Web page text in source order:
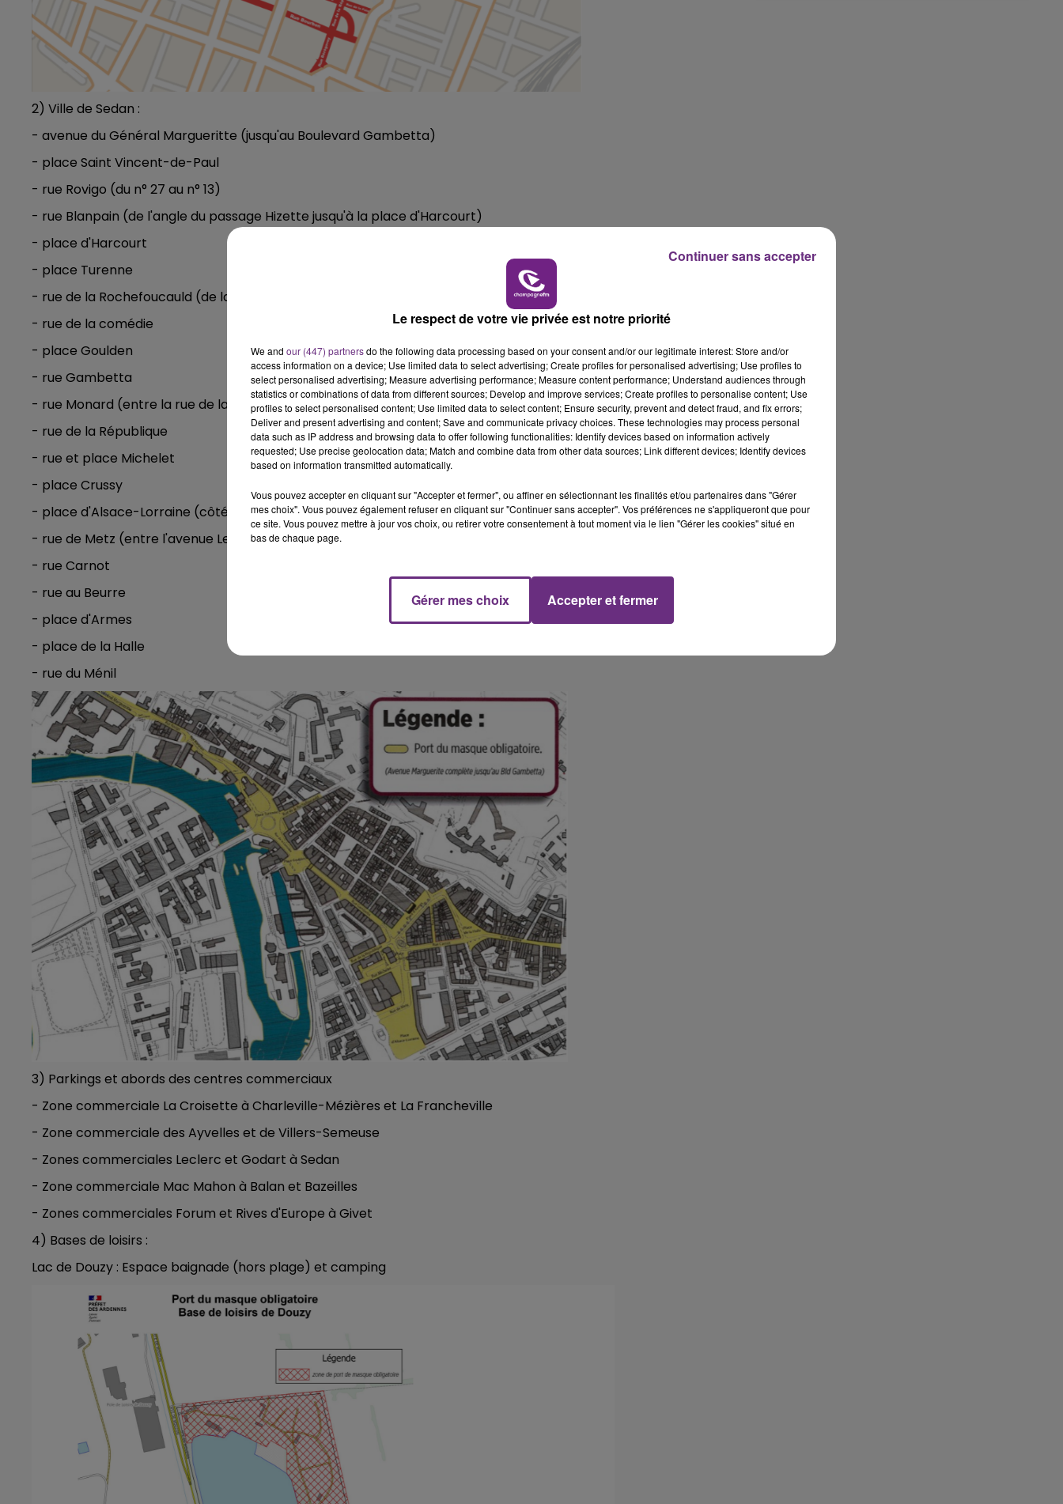
2) Ville de Sedan :
- avenue du Général Margueritte (jusqu'au Boulevard Gambetta)
- place Saint Vincent-de-Paul
- rue Rovigo (du n° 27 au n° 13)
- rue Blanpain (de l'angle du passage Hizette jusqu'à la place d'Harcourt)
- place d'Harcourt
- place Turenne
- rue de la Rochefoucauld (de la place Turenne à l’angle avec la rue de Sillery)
- rue de la comédie
- place Goulden
- rue Gambetta
- rue Monard (entre la rue de la République et la place Michelet)
- rue de la République
- rue et place Michelet
- place Crussy
- place d'Alsace-Lorraine (côté collège Turenne)
- rue de Metz (entre l'avenue Leclerc et la place Crussy)
- rue Carnot
- rue au Beurre
- place d'Armes
- place de la Halle
- rue du Ménil
3) Parkings et abords des centres commerciaux
- Zone commerciale La Croisette à Charleville-Mézières et La Francheville
- Zone commerciale des Ayvelles et de Villers-Semeuse
- Zones commerciales Leclerc et Godart à Sedan
- Zone commerciale Mac Mahon à Balan et Bazeilles
- Zones commerciales Forum et Rives d'Europe à Givet
4) Bases de loisirs :
Lac de Douzy : Espace baignade (hors plage) et camping
Le respect de votre vie privée est notre priorité
We and our (447) partnersdo the following data processing based on your consent and/or our legitimate interest: Store and/or
access information on a device; Use limited data to select advertising; Create profiles for personalised advertising; Use profiles to
select personalised advertising; Measure advertising performance; Measure content performance; Understand audiences through
statistics or combinations of data from different sources; Develop and improve services; Create profiles to personalise content; Use
profiles to select personalised content; Use limited data to select content; Ensure security, prevent and detect fraud, and fix errors;
Deliver and present advertising and content; Save and communicate privacy choices. These technologies may process personal
data such as IP address and browsing data to offer following functionalities: Identify devices based on information actively
requested; Use precise geolocation data; Match and combine data from other data sources; Link different devices; Identify devices
based on information transmitted automatically.
Vous pouvez accepter en cliquant sur "Accepter et fermer", ou affiner en sélectionnant les finalités et/ou partenaires dans "Gérer
mes choix". Vous pouvez également refuser en cliquant sur "Continuer sans accepter". Vos préférences ne s'appliqueront que pour
ce site. Vous pouvez mettre à jour vos choix, ou retirer votre consentement à tout moment via le lien "Gérer les cookies" situé en
bas de chaque page.
Gérer mes choix Accepter et fermer
Continuer sans accepter